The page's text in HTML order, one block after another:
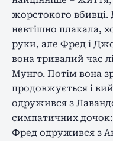
жорстокого вбивці.
невтішно плакала,
руки, але Фред і
вона тривалий час
Мунго. Потім вона
продовжується і
одружився з
симпатичних
Фред одружився з